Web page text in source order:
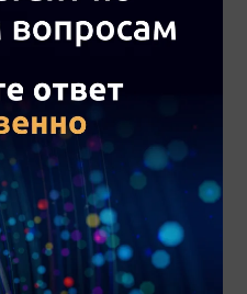
средства в
исполнения
эту
учете